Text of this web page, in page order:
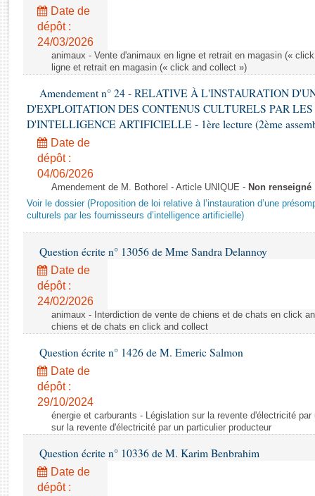
Rapports législatifs
Rapports sur l'application des lois
Baromètre de l’application des lois
Dossiers législatifs
Budget et sécurité sociale
Questions écrites et orales
Comptes rendus des débats
Date de
dépôt :
24/03/2026
animaux - Vente d'animaux en ligne et retrait en magasin («
ligne et retrait en magasin (« click and collect »)
Amendement n° 24 - RELATIVE À L'INSTAURATION
D'EXPLOITATION DES CONTENUS CULTURELS PAR LES
D'INTELLIGENCE ARTIFICIELLE - 1ère lecture (2ème
Date de
dépôt :
04/06/2026
Amendement de M. Bothorel - Article UNIQUE - Non renseigné
Voir le dossier (Proposition de loi relative à l’instauration d’une
culturels par les fournisseurs d’intelligence artificielle)
Question écrite n° 13056 de Mme Sandra Delannoy
Date de
dépôt :
24/02/2026
animaux - Interdiction de vente de chiens et de chats en click
chiens et de chats en click and collect
Question écrite n° 1426 de M. Emeric Salmon
Date de
dépôt :
29/10/2024
énergie et carburants - Législation sur la revente d'électricité
sur la revente d'électricité par un particulier producteur
Question écrite n° 10336 de M. Karim Benbrahim
Date de
dépôt :